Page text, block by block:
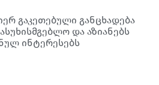
გაკეთებული განცხადება
და აზიანებს
ინტერესებს